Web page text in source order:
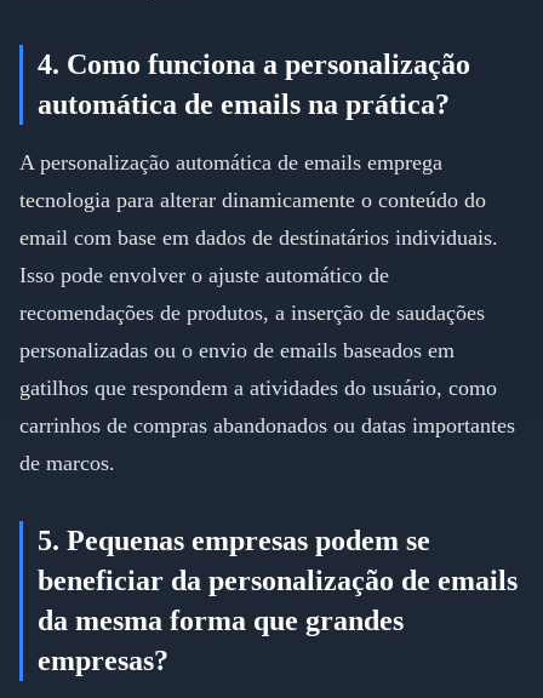
4. Como funciona a personalização
automática de emails na prática?
A personalização automática de emails emprega
tecnologia para alterar dinamicamente o conteúdo do
email com base em dados de destinatários individuais.
Isso pode envolver o ajuste automático de
recomendações de produtos, a inserção de saudações
personalizadas ou o envio de emails baseados em
gatilhos que respondem a atividades do usuário, como
carrinhos de compras abandonados ou datas importantes
de marcos.
5. Pequenas empresas podem se
beneficiar da personalização de emails
da mesma forma que grandes
empresas?